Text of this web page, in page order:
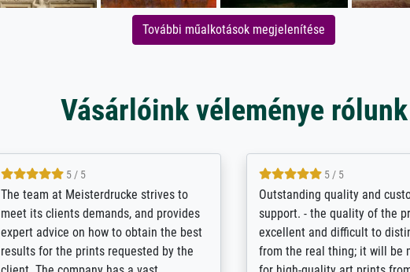
További műalkotások megjelenítése
Vásárlóink véleménye rólunk
5 / 5
The team at Meisterdrucke strives to
meet its clients demands, and provides
expert advice on how to obtain the best
results for the prints requested by the
5 / 5
Outstanding quality and
support. - the quality of the
excellent and difficult to
from the real thing; it will be